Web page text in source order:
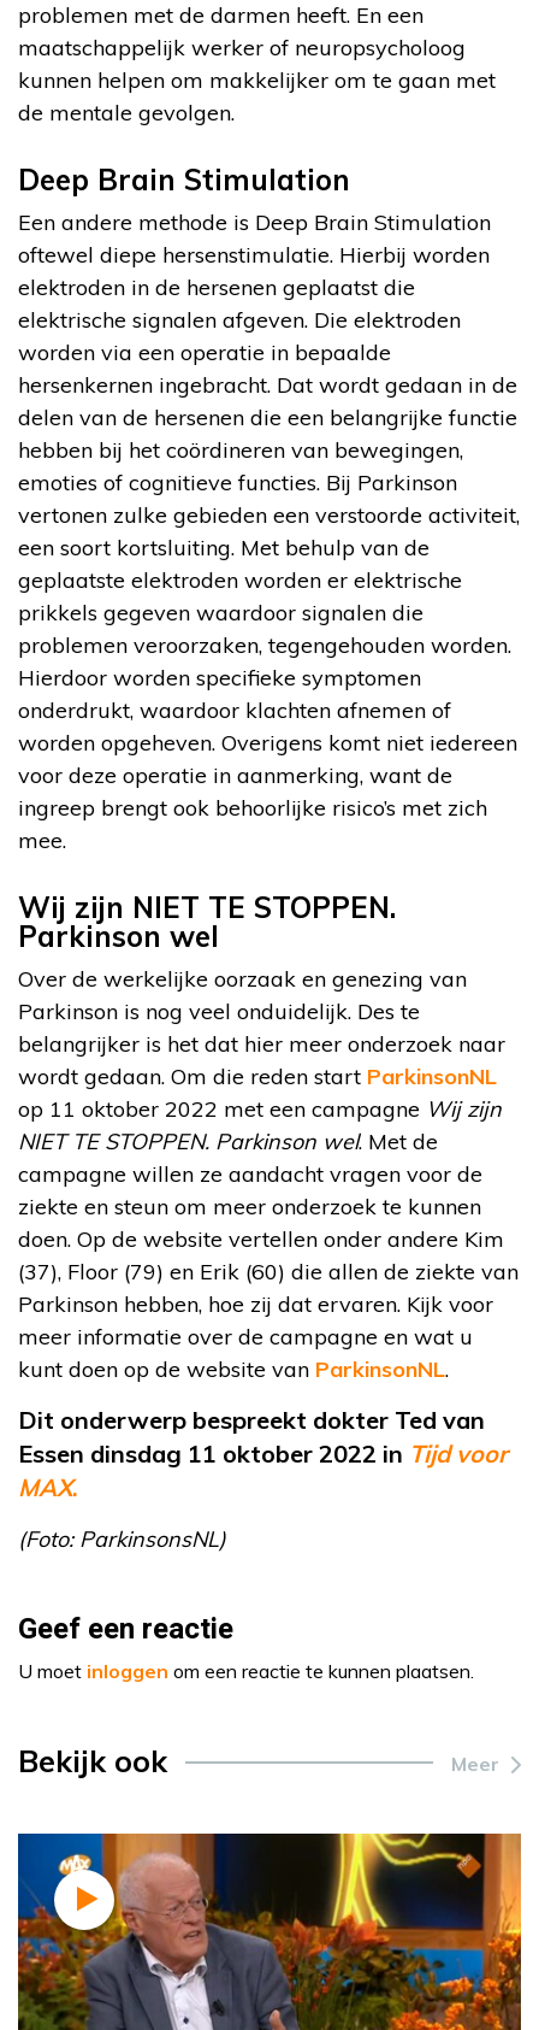
problemen met de darmen heeft. En een
maatschappelijk werker of neuropsycholoog
kunnen helpen om makkelijker om te gaan met
de mentale gevolgen.
Deep Brain Stimulation
Een andere methode is Deep Brain Stimulation
oftewel diepe hersenstimulatie. Hierbij worden
elektroden in de hersenen geplaatst die
elektrische signalen afgeven. Die elektroden
worden via een operatie in bepaalde
hersenkernen ingebracht. Dat wordt gedaan in de
delen van de hersenen die een belangrijke functie
hebben bij het coördineren van bewegingen,
emoties of cognitieve functies. Bij Parkinson
vertonen zulke gebieden een verstoorde activiteit,
een soort kortsluiting. Met behulp van de
geplaatste elektroden worden er elektrische
prikkels gegeven waardoor signalen die
problemen veroorzaken, tegengehouden worden.
Hierdoor worden specifieke symptomen
onderdrukt, waardoor klachten afnemen of
worden opgeheven. Overigens komt niet iedereen
voor deze operatie in aanmerking, want de
ingreep brengt ook behoorlijke risico’s met zich
mee.
Wij zijn NIET TE STOPPEN.
Parkinson wel
Over de werkelijke oorzaak en genezing van
Parkinson is nog veel onduidelijk. Des te
belangrijker is het dat hier meer onderzoek naar
wordt gedaan. Om die reden start ParkinsonNL
op 11 oktober 2022 met een campagne Wij zijn
NIET TE STOPPEN. Parkinson wel. Met de
campagne willen ze aandacht vragen voor de
ziekte en steun om meer onderzoek te kunnen
doen. Op de website vertellen onder andere Kim
(37), Floor (79) en Erik (60) die allen de ziekte van
Parkinson hebben, hoe zij dat ervaren. Kijk voor
meer informatie over de campagne en wat u
kunt doen op de website van ParkinsonNL.
Dit onderwerp bespreekt dokter Ted van
Essen dinsdag 11 oktober 2022 in Tijd voor
MAX.
(Foto: ParkinsonsNL)
Geef een reactie
U moet inloggen om een reactie te kunnen plaatsen.
Bekijk ook Meer